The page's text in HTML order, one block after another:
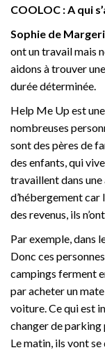
COOLOC : A qui
Sophie de
ont un travail mais
aidons à trouver
durée déterminée.
Help Me Up est
nombreuses
sont des pères de
des enfants, qui
travaillent dans
d’hébergement
des revenus, ils
Par exemple, dans
Donc ces
campings ferment
par acheter un
voiture. Ce qui est
changer de parking
Le matin, ils vont